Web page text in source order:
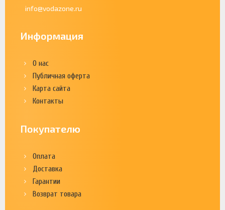
info@vodazone.ru
Информация
О нас
Публичная оферта
Карта сайта
Контакты
Покупателю
Оплата
Доставка
Гарантии
Возврат товара